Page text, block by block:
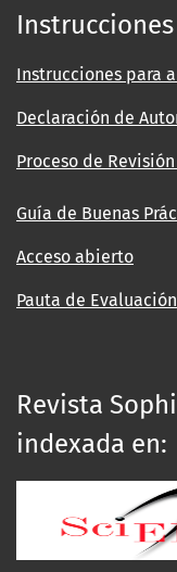
Instrucciones para
Declaración de
Proceso de
Guía de Buenas
Acceso abierto
Pauta de Evaluación
Revista
indexada en: